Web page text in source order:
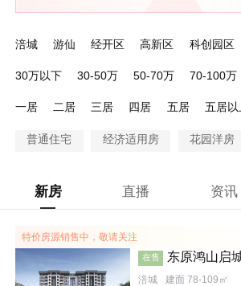
涪城 游仙 经开区 高新区 科创园区
30万以下
30-50万 50-70万 70-100万
一居 二居 三居 四居 五居 五居以
普通住宅 经济适用房 花园洋房
新房 直播 资讯
特价房源销售中，敬请关注
在售 东原鸿山启
涪城 建面 78-109㎡